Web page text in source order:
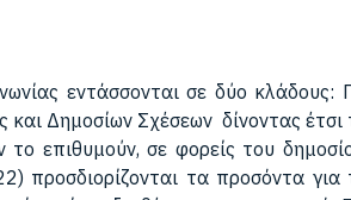
εντάσσονται σε δύο κλάδους:
και Δημοσίων Σχέσεων δίνοντας έτσι
επιθυμούν, σε φορείς του
τα προσόντα για